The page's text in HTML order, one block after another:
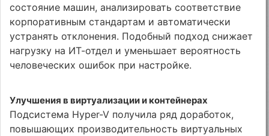
состояние машин, анализировать соответствие
корпоративным стандартам и автоматически
устранять отклонения. Подобный подход снижает
нагрузку на ИТ-отдел и уменьшает вероятность
человеческих ошибок при настройке.
Улучшения в виртуализации и контейнерах
Подсистема Hyper-V получила ряд доработок,
повышающих производительность виртуальных